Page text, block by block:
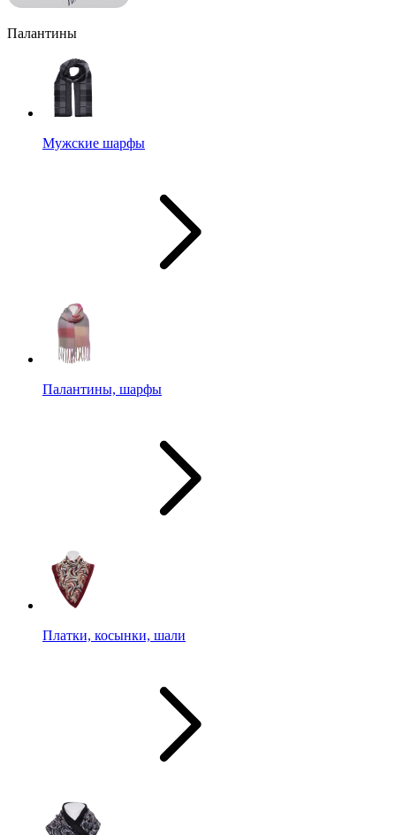
Палантины
Мужские шарфы
Палантины, шарфы
Платки, косынки, шали